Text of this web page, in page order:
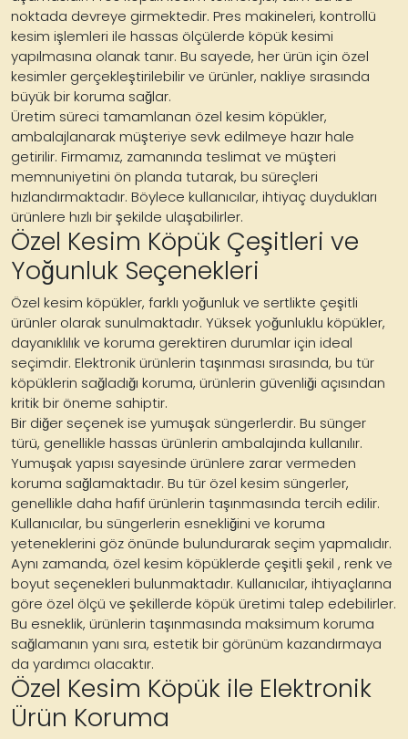
noktada devreye girmektedir. Pres makineleri, kontrollü
kesim işlemleri ile hassas ölçülerde köpük kesimi
yapılmasına olanak tanır. Bu sayede, her ürün için özel
kesimler gerçekleştirilebilir ve ürünler, nakliye sırasında
büyük bir koruma sağlar.
Üretim süreci tamamlanan özel kesim köpükler,
ambalajlanarak müşteriye sevk edilmeye hazır hale
getirilir. Firmamız, zamanında teslimat ve müşteri
memnuniyetini ön planda tutarak, bu süreçleri
hızlandırmaktadır. Böylece kullanıcılar, ihtiyaç duydukları
ürünlere hızlı bir şekilde ulaşabilirler.
Özel Kesim Köpük Çeşitleri ve
Yoğunluk Seçenekleri
Özel kesim köpükler, farklı yoğunluk ve sertlikte çeşitli
ürünler olarak sunulmaktadır. Yüksek yoğunluklu köpükler,
dayanıklılık ve koruma gerektiren durumlar için ideal
seçimdir. Elektronik ürünlerin taşınması sırasında, bu tür
köpüklerin sağladığı koruma, ürünlerin güvenliği açısından
kritik bir öneme sahiptir.
Bir diğer seçenek ise yumuşak süngerlerdir. Bu sünger
türü, genellikle hassas ürünlerin ambalajında kullanılır.
Yumuşak yapısı sayesinde ürünlere zarar vermeden
koruma sağlamaktadır. Bu tür özel kesim süngerler,
genellikle daha hafif ürünlerin taşınmasında tercih edilir.
Kullanıcılar, bu süngerlerin esnekliğini ve koruma
yeteneklerini göz önünde bulundurarak seçim yapmalıdır.
Aynı zamanda, özel kesim köpüklerde çeşitli şekil , renk ve
boyut seçenekleri bulunmaktadır. Kullanıcılar, ihtiyaçlarına
göre özel ölçü ve şekillerde köpük üretimi talep edebilirler.
Bu esneklik, ürünlerin taşınmasında maksimum koruma
sağlamanın yanı sıra, estetik bir görünüm kazandırmaya
da yardımcı olacaktır.
Özel Kesim Köpük ile Elektronik
Ürün Koruma